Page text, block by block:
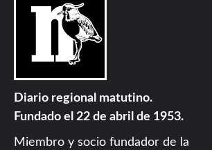
Diario regional matutino.
Fundado el 22 de abril de 1953.
Miembro y socio fundador de la